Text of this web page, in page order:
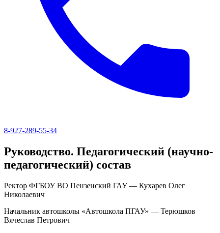
8-927-289-55-34
Руководство. Педагогический (научно-
педагогический) состав
Ректор ФГБОУ ВО Пензенский ГАУ — Кухарев Олег
Николаевич
Начальник автошколы «Автошкола ПГАУ» — Терюшков
Вячеслав Петрович